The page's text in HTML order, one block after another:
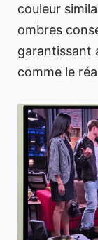
couleur
ombres
garantissant
comme le